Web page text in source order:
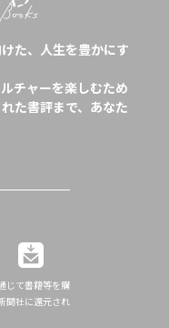
た、人生を豊かにす
チャーを楽しむため
た書評まで、あなた
じて書籍等を購
聞社に還元され